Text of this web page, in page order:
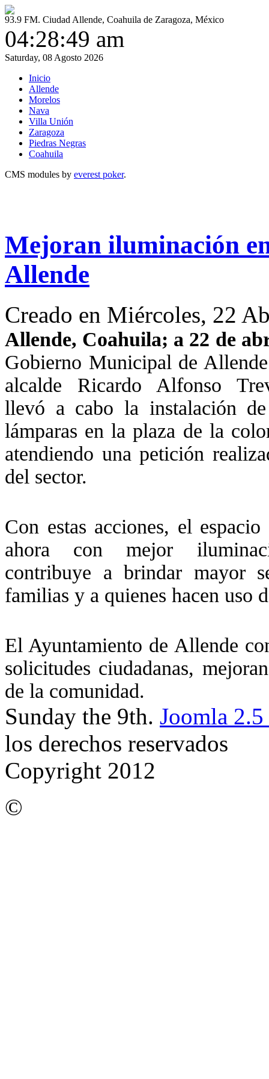
93.9 FM. Ciudad Allende, Coahuila de Zaragoza, México
04:28:49 am
Saturday, 08 Agosto 2026
Inicio
Allende
Morelos
Nava
Villa Unión
Zaragoza
Piedras Negras
Coahuila
CMS modules by everest poker.
Mejoran iluminación
Allende
Creado en Miércoles, 22
Allende, Coahuila; a 22 de
Gobierno Municipal de
alcalde Ricardo Alfonso
llevó a cabo la instalación
lámparas en la plaza de la
atendiendo una petición
del sector.
Con estas acciones, el
ahora con mejor
contribuye a brindar mayor
familias y a quienes hacen uso
El Ayuntamiento de Allende
solicitudes ciudadanas,
de la comunidad.
Sunday the 9th. Joomla 2.5
los derechos reservados
Copyright 2012
©